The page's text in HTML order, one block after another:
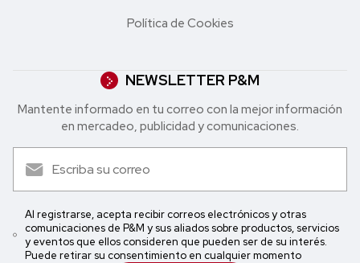
Política de Cookies
NEWSLETTER P&M
Mantente informado en tu correo con la mejor in formación
en mercadeo, publicidad y comunicaciones.
Al registrarse, acepta recibir correos electrónicos y otras
comunicaciones de P&M y sus aliados sobre productos, servicios
y eventos que ellos consideren que pueden ser de su interés.
Puede retirar su consentimiento en cualquier momento